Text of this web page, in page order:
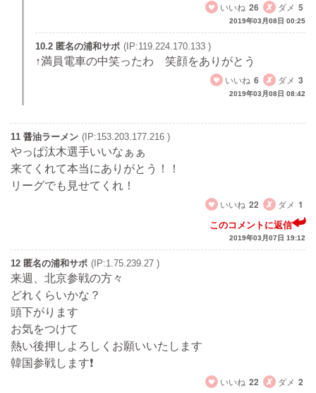
いいね 26 ダメ 5
2019年03月08日 00:25
10.2 匿名の浦和サポ (IP:119.224.170.133 )
↑満員電車の中笑ったわ 笑顔をありがとう
いいね 6 ダメ 3
2019年03月08日 08:42
11 醤油ラーメン (IP:153.203.177.216 )
やっぱ汰木選手いいなぁぁ
来てくれて本当にありがとう！！
リーグでも見せてくれ！
いいね 22 ダメ 1
このコメントに返信
2019年03月07日 19:12
12 匿名の浦和サポ (IP:1.75.239.27 )
来週、北京参戦の方々
どれくらいかな？
頭下がります
お気をつけて
熱い後押しよろしくお願いいたします
韓国参戦します❗
いいね 22 ダメ 2